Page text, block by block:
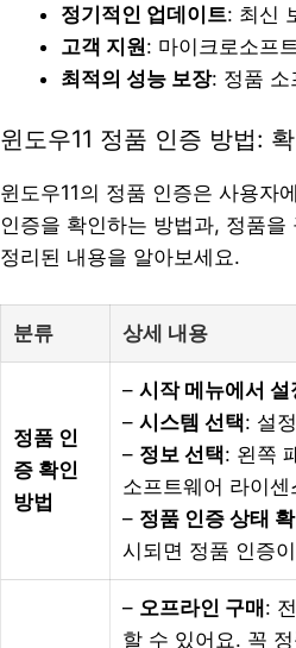
정기적인 업데이트: 최신
고객 지원: 마이크로소프
최적의 성능 보장: 정품 소
윈도우11 정품 인증 방법:
윈도우11의 정품 인증은 사용자
인증을 확인하는 방법과, 정품
정리된 내용을 알아보세요.
분류 상세 내용
정품 인
증 확인
방법
– 시작 메뉴에서 설
– 시스템 선택: 설
– 정보 선택: 왼쪽
소프트웨어 라이센
– 정품 인증 상태
시되면 정품 인증
– 오프라인 구매:
할 수 있어요. 꼭